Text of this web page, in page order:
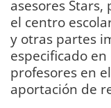
asesores
el centro
y otras partes
especificado
profesores en
aportación de